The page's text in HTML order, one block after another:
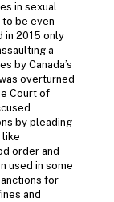
in sexual
be even
in 2015 only
a
by Canada’s
overturned
Court of
by pleading
like
order and
used in some
for
and